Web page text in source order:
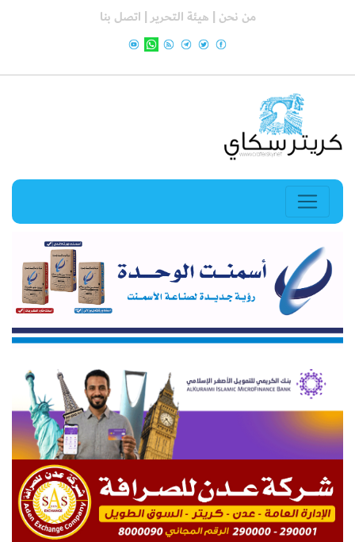
من نحن | هيئة التحرير | اتصل بنا